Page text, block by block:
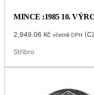
MINCE :1985 10.
2,949.06 Kč včetně DPH (
Stříbro